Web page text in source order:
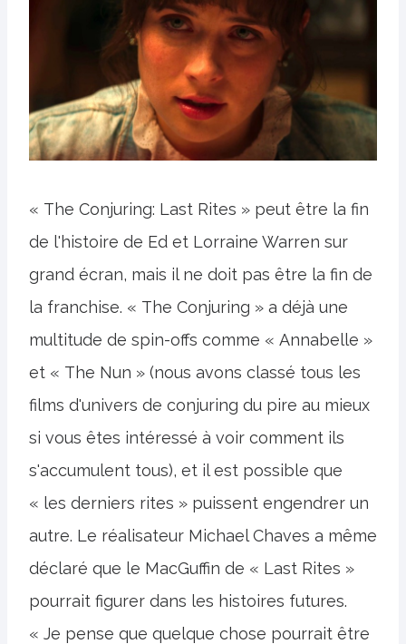
« The Conjuring: Last Rites » peut être la fin
de l'histoire de Ed et Lorraine Warren sur
grand écran, mais il ne doit pas être la fin de
la franchise. « The Conjuring » a déjà une
multitude de spin-offs comme « Annabelle »
et « The Nun » (nous avons classé tous les
films d'univers de conjuring du pire au mieux
si vous êtes intéressé à voir comment ils
s'accumulent tous), et il est possible que
« les derniers rites » puissent engendrer un
autre. Le réalisateur Michael Chaves a même
déclaré que le MacGuffin de « Last Rites »
pourrait figurer dans les histoires futures.
« Je pense que quelque chose pourrait être